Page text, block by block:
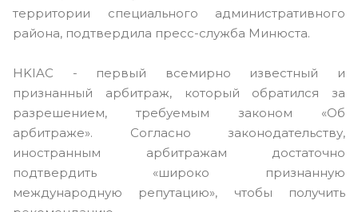
территории специального административного
района, подтвердила пресс-служба Минюста.
HKIAC - первый всемирно известный и
признанный арбитраж, который обратился за
разрешением, требуемым законом «Об
арбитраже». Согласно законодательству,
иностранным арбитражам достаточно
подтвердить «широко признанную
международную репутацию», чтобы получить